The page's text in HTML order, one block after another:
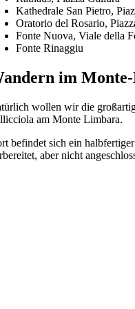
Kathedrale San Pietro,
Oratorio del Rosario,
Fonte Nuova, Viale della
Fonte Rinaggiu
im
wollen wir die
am Monte Limbara.
befindet sich ein
aber nicht